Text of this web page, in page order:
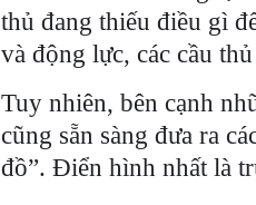
thủ đang thiếu điều gì
và động lực, các cầu
Tuy nhiên, bên cạnh
cũng sẵn sàng đưa ra
đồ”. Điển hình nhất là